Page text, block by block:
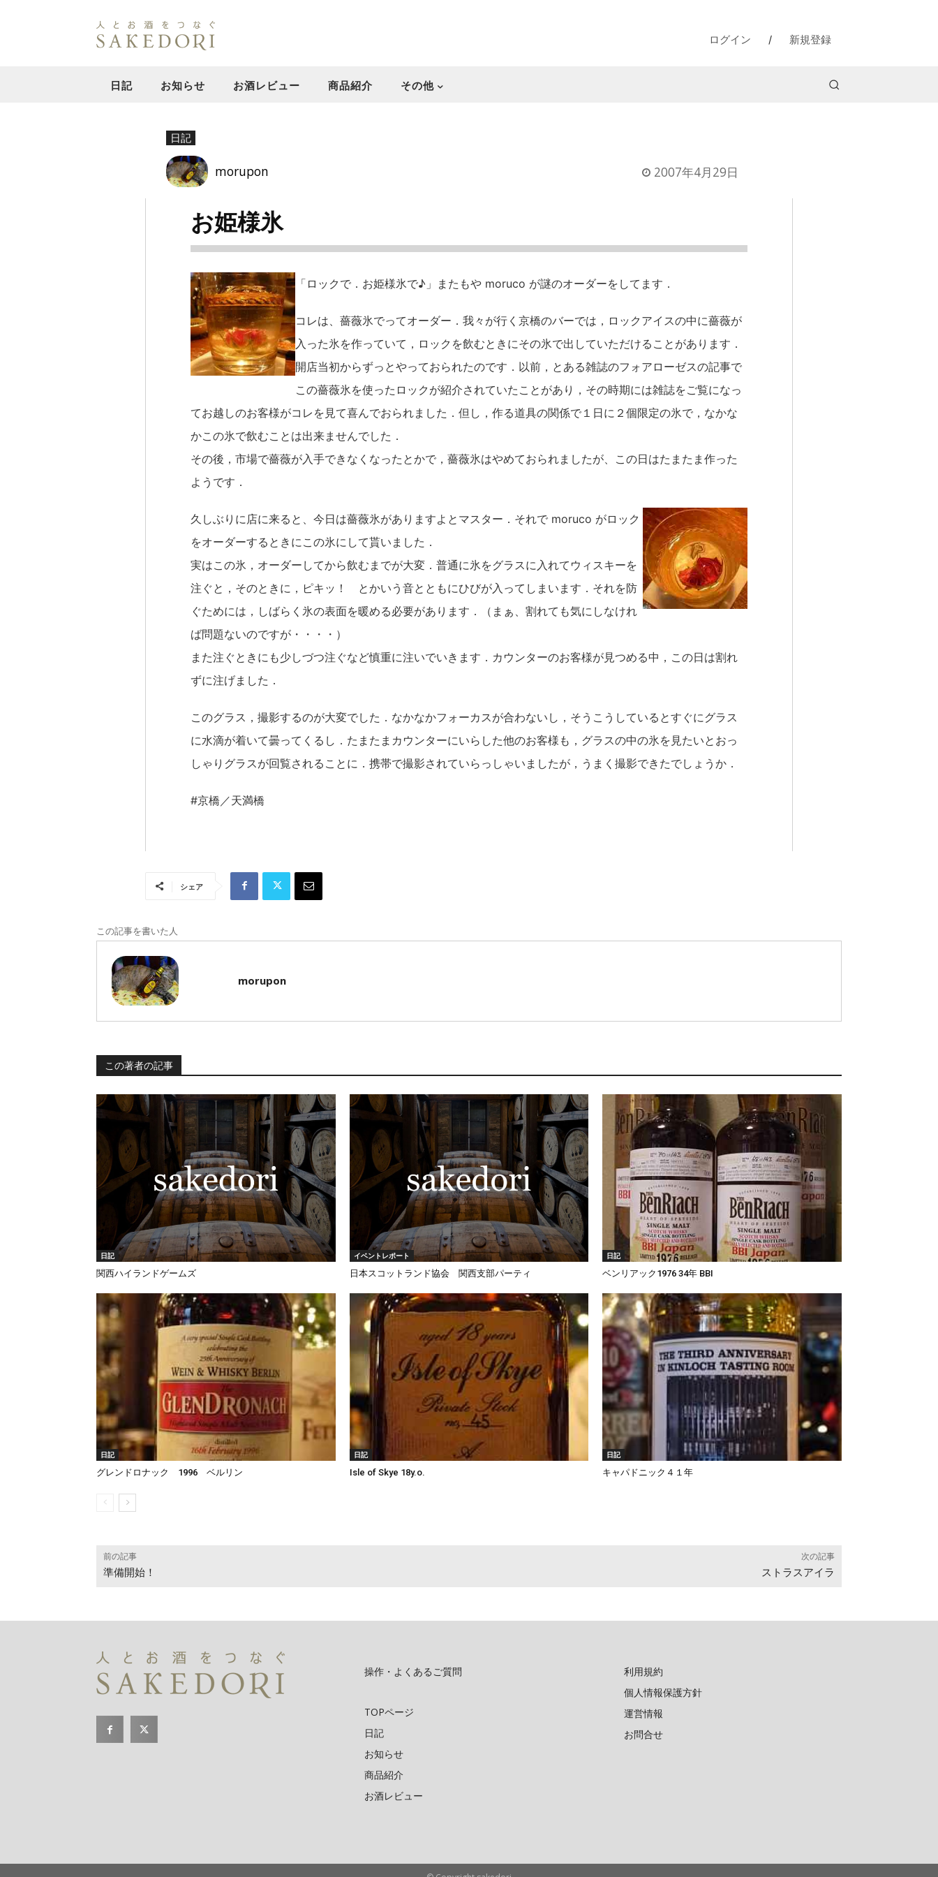
ログイン / 新規登録
日記 お知らせ お酒レビュー 商品紹介 その他
日記
morupon 2007年4月29日
お姫様氷
「ロックで．お姫様氷で♪」またもや moruco が謎のオーダーをしてます．
コレは、薔薇氷でってオーダー．我々が行く京橋のバーでは，ロックアイスの中に薔薇が
入った氷を作っていて，ロックを飲むときにその氷で出していただけることがあります．
開店当初からずっとやっておられたのです．以前，とある雑誌のフォアローゼスの記事で
この薔薇氷を使ったロックが紹介されていたことがあり，その時期には雑誌をご覧になっ
てお越しのお客様がコレを見て喜んでおられました．但し，作る道具の関係で１日に２個限定の氷で，なかな
かこの氷で飲むことは出来ませんでした．
その後，市場で薔薇が入手できなくなったとかで，薔薇氷はやめておられましたが、この日はたまたま作った
ようです．
久しぶりに店に来ると、今日は薔薇氷がありますよとマスター．それで moruco がロック
をオーダーするときにこの氷にして貰いました．
実はこの氷，オーダーしてから飲むまでが大変．普通に氷をグラスに入れてウィスキーを
注ぐと，そのときに，ピキッ！ とかいう音とともにひびが入ってしまいます．それを防
ぐためには，しばらく氷の表面を暖める必要があります．（まぁ、割れても気にしなけれ
ば問題ないのですが・・・・）
また注ぐときにも少しづつ注ぐなど慎重に注いでいきます．カウンターのお客様が見つめる中，この日は割れ
ずに注げました．
このグラス，撮影するのが大変でした．なかなかフォーカスが合わないし，そうこうしているとすぐにグラス
に水滴が着いて曇ってくるし．たまたまカウンターにいらした他のお客様も，グラスの中の氷を見たいとおっ
しゃりグラスが回覧されることに．携帯で撮影されていらっしゃいましたが，うまく撮影できたでしょうか．
#京橋／天満橋
シェア
この記事を書いた人
morupon
この著者の記事
日記
関西ハイランドゲームズ
イベントレポート
日本スコットランド協会 関西支部パーティ
日記
ベンリアック1976 34年 BBI
日記
グレンドロナック 1996 ベルリン
日記
Isle of Skye 18y.o.
日記
キャパドニック４１年
前の記事
準備開始！
次の記事
ストラスアイラ
操作・よくあるご質問
TOPページ
日記
お知らせ
商品紹介
お酒レビュー
利用規約
個人情報保護方針
運営情報
お問合せ